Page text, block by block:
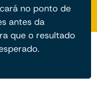
no ponto de
antes da
que o resultado